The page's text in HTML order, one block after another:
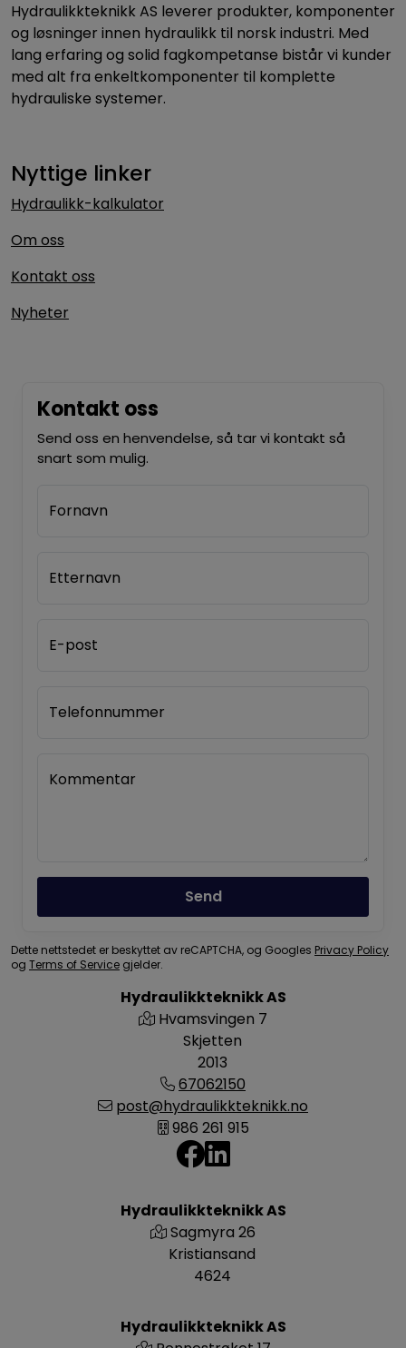
Hydraulikkteknikk AS
Hvamsvingen 7
Skjetten
2013
67062150
post@hydraulikkteknikk.no
986 261 915
Hydraulikkteknikk AS leverer produkter, komponenter
og løsninger innen hydraulikk til norsk industri. Med
lang erfaring og solid fagkompetanse bistår vi kunder
med alt fra enkeltkomponenter til komplette
hydrauliske systemer.
Nyttige linker
Hydraulikk-kalkulator
Om oss
Kontakt oss
Nyheter
Hydraulikkteknikk AS
Hydraulikkteknikk AS
Sagmyra 26
Kristiansand
4624
Kontakt oss
Send oss en henvendelse, så tar vi kontakt så
snart som mulig.
Fornavn
Etternavn
E-post
Telefonnummer
Kommentar
Send
Dette nettstedet er beskyttet av reCAPTCHA, og Googles Privacy Policy
og Terms of Service gjelder.